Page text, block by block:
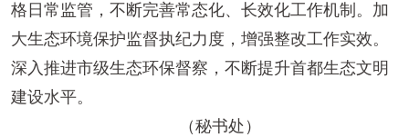
格日常监管，不断完善常态化、长效化工作机制。加
大生态环境保护监督执纪力度，增强整改工作实效。
深入推进市级生态环保督察，不断提升首都生态文明
建设水平。
（秘书处）